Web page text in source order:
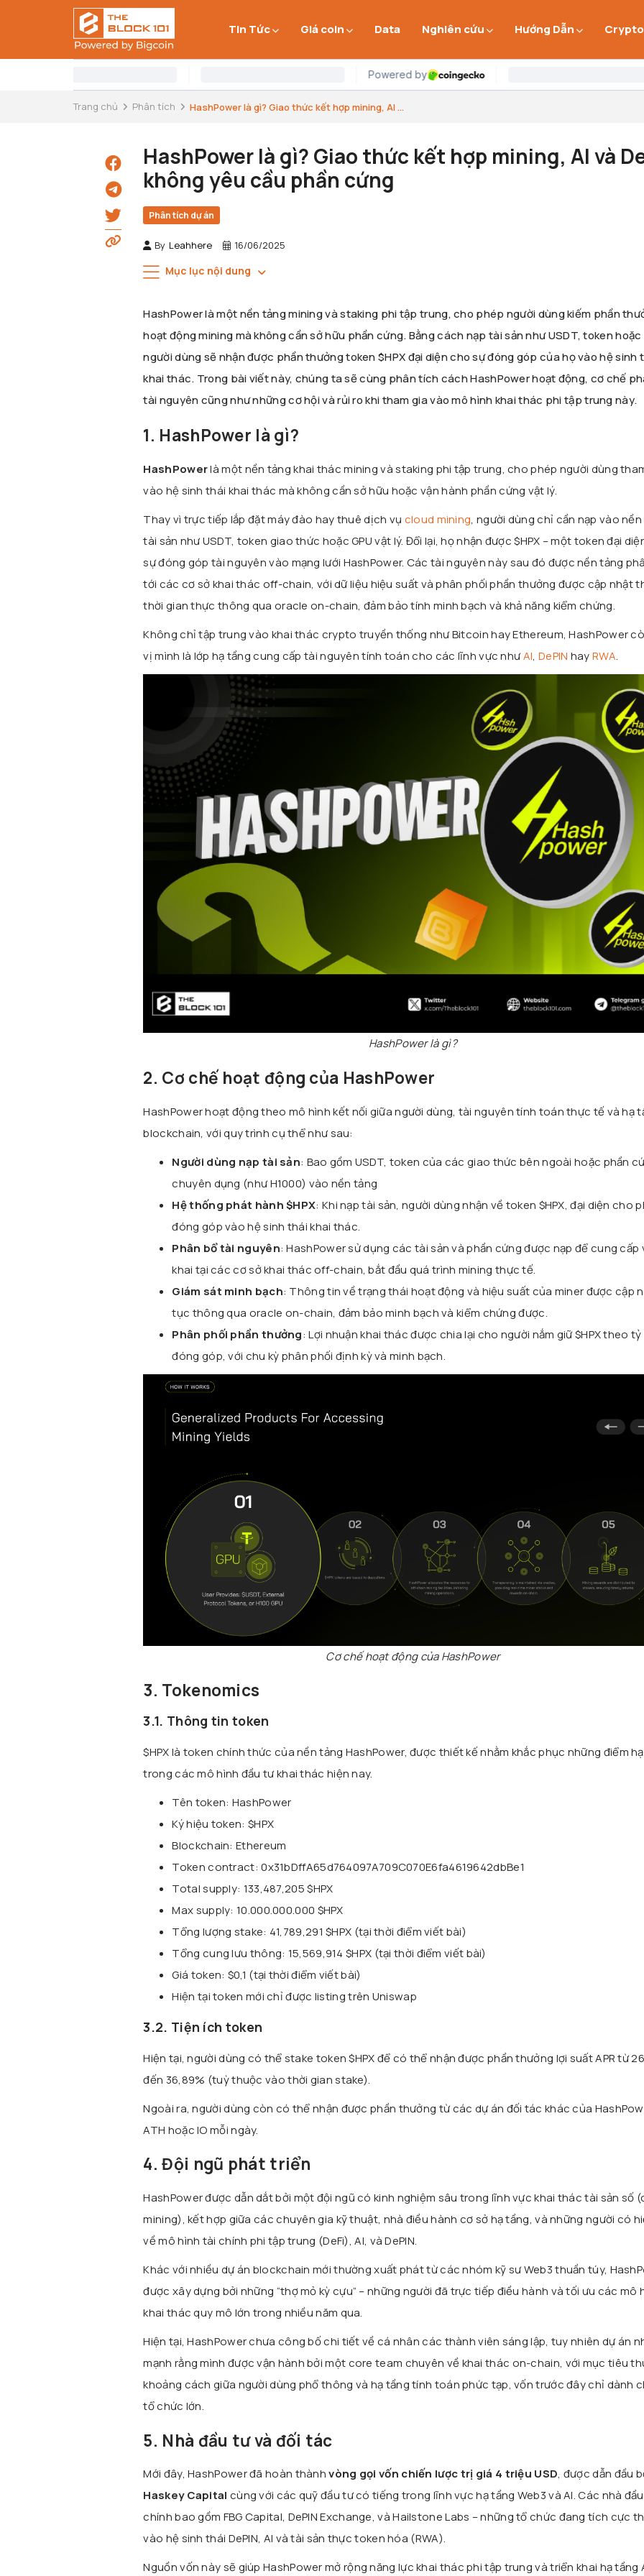
Tin Tức Giá coin Data Nghiên cứu Hướng Dẫn
Trang chủ Phân tích HashPower là gì? Giao thức kết hợp mining, AI ...
HashPower là gì? Giao thức kết hợp mining, AI và
không yêu cầu phần cứng
Phân tích dự án
By Leahhere 16/06/2025
Mục lục nội dung
HashPower là một nền tảng mining và staking phi tập trung, cho phép người dùng kiếm phần
hoạt động mining mà không cần sở hữu phần cứng. Bằng cách nạp tài sản như USDT, token hoặc
người dùng sẽ nhận được phần thưởng token $HPX đại diện cho sự đóng góp của họ vào hệ sinh
khai thác. Trong bài viết này, chúng ta sẽ cùng phân tích cách HashPower hoạt động, cơ chế
tài nguyên cũng như những cơ hội và rủi ro khi tham gia vào mô hình khai thác phi tập trung này.
1. HashPower là gì?
HashPowerlà một nền tảng khai thác mining và staking phi tập trung, cho phép người dùng
vào hệ sinh thái khai thác mà không cần sở hữu hoặc vận hành phần cứng vật lý.
Thay vì trực tiếp lắp đặt máy đào hay thuê dịch vụ cloud mining, người dùng chỉ cần nạp vào
tài sản như USDT, token giao thức hoặc GPU vật lý. Đổi lại, họ nhận được $HPX – một token đại
sự đóng góp tài nguyên vào mạng lưới HashPower. Các tài nguyên này sau đó được nền tảng
tới các cơ sở khai thác off-chain, với dữ liệu hiệu suất và phân phối phần thưởng được cập nhật
thời gian thực thông qua oracle on-chain, đảm bảo tính minh bạch và khả năng kiểm chứng.
Không chỉ tập trung vào khai thác crypto truyền thống như Bitcoin hay Ethereum, HashPower
vị mình là lớp hạ tầng cung cấp tài nguyên tính toán cho các lĩnh vực nhưAI, DePIN hayRWA.
HashPower là gì?
2. Cơ chế hoạt động của HashPower
HashPower hoạt động theo mô hình kết nối giữa người dùng, tài nguyên tính toán thực tế và hạ
blockchain, với quy trình cụ thể như sau:
Người dùng nạp tài sản: Bao gồm USDT, token của các giao thức bên ngoài hoặc phần
chuyên dụng (như H1000) vào nền tảng
Hệ thống phát hành $HPX: Khi nạp tài sản, người dùng nhận về token $HPX, đại diện cho
đóng góp vào hệ sinh thái khai thác.
Phân bổ tài nguyên: HashPower sử dụng các tài sản và phần cứng được nạp để cung cấp
khai tại các cơ sở khai thác off-chain, bắt đầu quá trình mining thực tế.
Giám sát minh bạch: Thông tin về trạng thái hoạt động và hiệu suất của miner được cập
tục thông qua oracle on-chain, đảm bảo minh bạch và kiểm chứng được.
Phân phối phần thưởng: Lợi nhuận khai thác được chia lại cho người nắm giữ $HPX theo tỷ
đóng góp, với chu kỳ phân phối định kỳ và minh bạch.
Cơ chế hoạt động của HashPower
3. Tokenomics
3.1. Thông tin token
$HPX là token chính thức của nền tảng HashPower, được thiết kế nhằm khắc phục những điểm
trong các mô hình đầu tư khai thác hiện nay.
Tên token: HashPower
Ký hiệu token: $HPX
Blockchain: Ethereum
Token contract: 0x31bDffA65d764097A709C070E6fa4619642dbBe1
Total supply: 133,487,205 $HPX
Max supply: 10.000.000.000 $HPX
Tổng lượng stake: 41,789,291 $HPX (tại thời điểm viết bài)
Tổng cung lưu thông: 15,569,914 $HPX (tại thời điểm viết bài)
Giá token: $0,1 (tại thời điểm viết bài)
Hiện tại token mới chỉ được listing trên Uniswap
3.2. Tiện ích token
Hiện tại, người dùng có thể stake token $HPX để có thể nhận được phần thưởng lợi suất APR từ
đến 36,89% (tuỳ thuộc vào thời gian stake).
Ngoài ra, người dùng còn có thể nhận được phần thưởng từ các dự án đối tác khác của
ATH hoặc IO mỗi ngày.
4. Đội ngũ phát triển
HashPower được dẫn dắt bởi một đội ngũ có kinh nghiệm sâu trong lĩnh vực khai thác tài sản số
mining), kết hợp giữa các chuyên gia kỹ thuật, nhà điều hành cơ sở hạ tầng, và những người có
về mô hình tài chính phi tập trung (DeFi), AI, và DePIN.
Khác với nhiều dự án blockchain mới thường xuất phát từ các nhóm kỹ sư Web3 thuần túy,
được xây dựng bởi những “thợ mỏ kỳ cựu” – những người đã trực tiếp điều hành và tối ưu các mô
khai thác quy mô lớn trong nhiều năm qua.
Hiện tại, HashPower chưa công bố chi tiết về cá nhân các thành viên sáng lập, tuy nhiên dự án
mạnh rằng mình được vận hành bởi một core team chuyên về khai thác on-chain, với mục tiêu
khoảng cách giữa người dùng phổ thông và hạ tầng tính toán phức tạp, vốn trước đây chỉ dành
tổ chức lớn.
5. Nhà đầu tư và đối tác
Mới đây, HashPower đã hoàn thànhvòng gọi vốn chiến lược trị giá 4 triệu USD, được dẫn đầu
Haskey Capital cùng với các quỹ đầu tư có tiếng trong lĩnh vực hạ tầng Web3 và AI. Các nhà
chính bao gồm FBG Capital, DePIN Exchange, và Hailstone Labs – những tổ chức đang tích cực
vào hệ sinh thái DePIN, AI và tài sản thực token hóa (RWA).
Nguồn vốn này sẽ giúp HashPower mở rộng năng lực khai thác phi tập trung và triển khai hạ tầng